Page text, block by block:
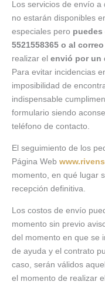
Los servicios de envío a
no estarán disponibles
especiales pero puedes
5521558365 o al correo
realizar el envió por un
Para evitar incidencias
imposibilidad de
indispensable
formulario siendo
teléfono de contacto.
El seguimiento de los
Página Web
momento, en qué lugar
recepción definitiva.
Los costos de envío
momento sin previo
del momento en que se
de ayuda y el contrato
caso, serán válidos
el momento de realizar